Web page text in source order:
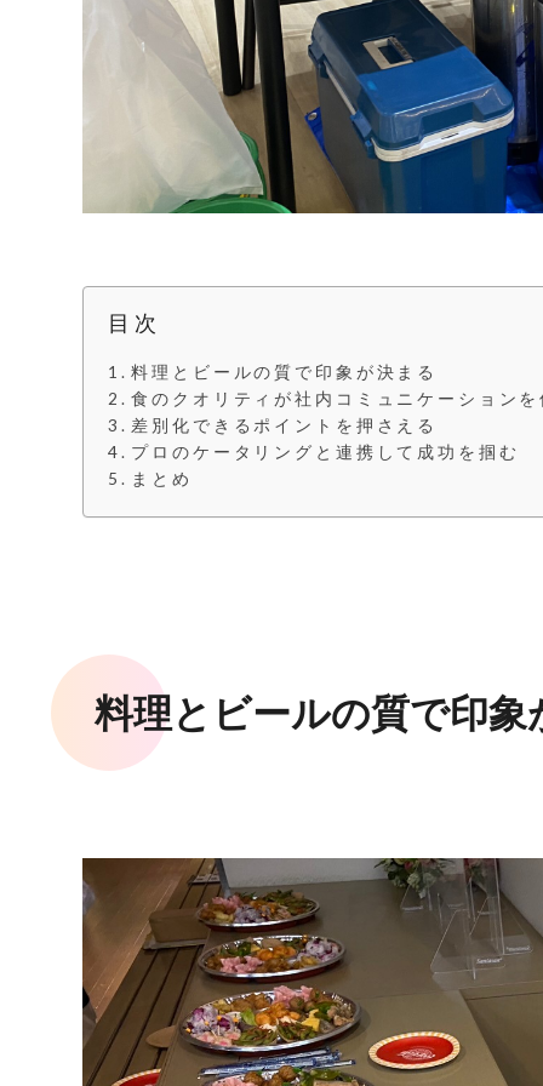
目次
料理とビールの質で印象が決まる
食のクオリティが社内コミュニケーション
差別化できるポイントを押さえる
プロのケータリングと連携して成功を掴む
まとめ
料理とビールの質で印象